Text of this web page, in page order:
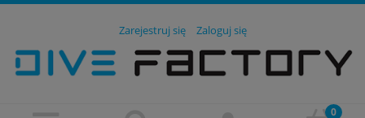
Zarejestruj się Zaloguj się